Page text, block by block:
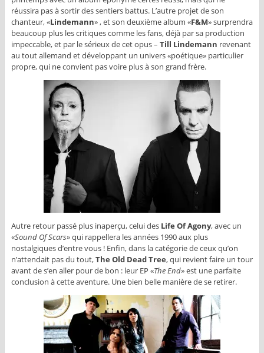
réussira pas à sortir des sentiers battus. L’autre projet de son
chanteur, «Lindemann» , et son deuxième album «F&M» surprendra
beaucoup plus les critiques comme les fans, déjà par sa production
impeccable, et par le sérieux de cet opus – Till Lindemann revenant
au tout allemand et développant un univers «poétique» particulier
propre, qui ne convient pas voire plus à son grand frère.
Autre retour passé plus inaperçu, celui des Life Of Agony, avec un
«Sound Of Scars»qui rappellera les années 1990 aux plus
nostalgiques d’entre vous ! Enfin, dans la catégorie de ceux qu’on
n’attendait pas du tout,The Old Dead Tree, qui revient faire un tour
avant de s’en aller pour de bon : leur EP «The End» est une parfaite
conclusion à cette aventure. Une bien belle manière de se retirer.